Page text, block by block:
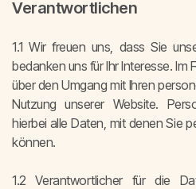
Verantwortlichen
1.1 Wir freuen uns, dass Sie
bedanken uns für Ihr Interesse. Im
über den Umgang mit Ihren
Nutzung unserer Website.
hierbei alle Daten, mit denen Sie
können.
1.2 Verantwortlicher für die